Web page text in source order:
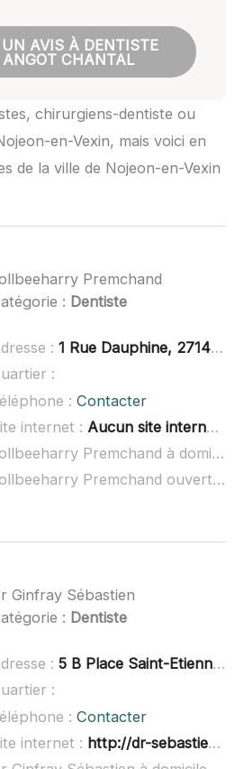
AVIS À DENTISTE
ANGOT CHANTAL
chirurgiens-dentiste ou
en-Vexin, mais voici en
de la ville de Nojeon-en-Vexin
Premchand
: Dentiste
: 1 Rue Dauphine, 27140 Gisors
:
: Contacter
internet : Aucun site internet connu
Lollbeeharry Premchand à domicile :
Lollbeeharry Premchand ouvert dimanche :
Ginfray Sébastien
: Dentiste
: 5 B Place Saint-Etienne, 60000 Beauvais
:
: Contacter
internet : http://dr-sebastien-ginfray.chirurgiens-dentistes.fr/